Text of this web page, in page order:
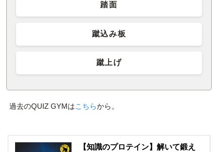
踏面
蹴込み板
蹴上げ
過去のQUIZ GYMはこちらから。
【知識のプロテイン】解いて鍛え